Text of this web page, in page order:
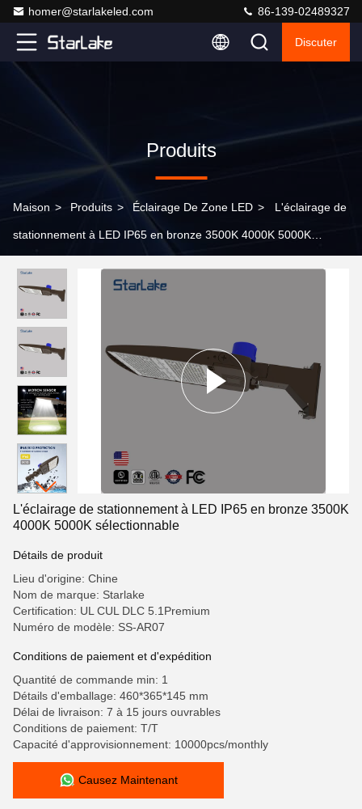
homer@starlakeled.com 86-139-02489327
Discuter
Produits
Maison > Produits > Éclairage De Zone LED > L'éclairage de
stationnement à LED IP65 en bronze 3500K 4000K 5000K
L'éclairage de stationnement à LED IP65 en bronze 3500K
4000K 5000K sélectionnable
Détails de produit
Lieu d'origine: Chine
Nom de marque: Starlake
Certification: UL CUL DLC 5.1Premium
Numéro de modèle: SS-AR07
Conditions de paiement et d'expédition
Quantité de commande min: 1
Détails d'emballage: 460*365*145 mm
Délai de livraison: 7 à 15 jours ouvrables
Conditions de paiement: T/T
Capacité d'approvisionnement: 10000pcs/monthly
Causez Maintenant